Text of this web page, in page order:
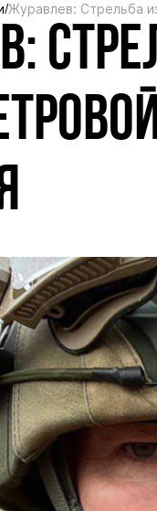
Журавлев: Стрельба